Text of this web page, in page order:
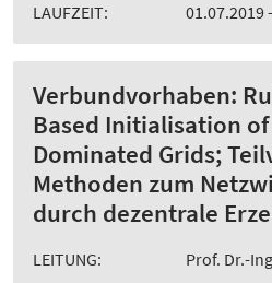
LAUFZEIT:
01.07.2019
Verbundvorhaben:
Based Initialisation
Dominated Grids;
Methoden zum
durch dezentrale
LEITUNG:
Prof. Dr.-